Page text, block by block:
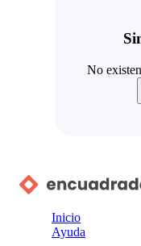
No
Inicio
Ayuda